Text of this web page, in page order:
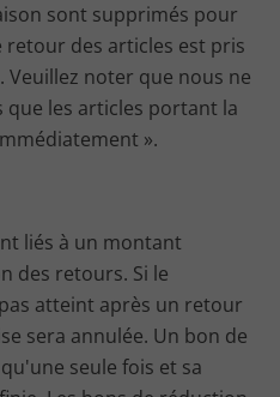
sont supprimés pour
retour des articles est pris
Veuillez noter que nous ne
que les articles portant la
».
liés à un montant
des retours. Si le
atteint après un retour
sera annulée. Un bon de
seule fois et sa